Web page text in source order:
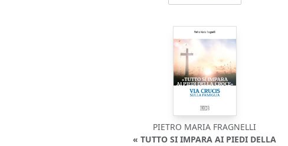
PIETRO MARIA FRAGNELLI
« TUTTO SI IMPARA AI PIEDI DELLA